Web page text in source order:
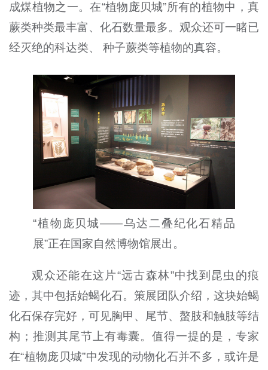
成煤植物之一。在“植物庞贝城”所有的植物中，真
蕨类种类最丰富、化石数量最多。观众还可一睹已
经灭绝的科达类、 种子蕨类等植物的真容。
“植物庞贝城——乌达二叠纪化石精品
展”正在国家自然博物馆展出。
观众还能在这片“远古森林”中找到昆虫的痕
迹，其中包括始蝎化石。策展团队介绍，这块始蝎
化石保存完好，可见胸甲、尾节、螯肢和触肢等结
构；推测其尾节上有毒囊。值得一提的是，专家
在“植物庞贝城”中发现的动物化石并不多，或许是